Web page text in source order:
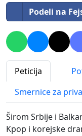
Podeli na
Peticija
Smernice za
Širom Srbije i
Kpop i korejske